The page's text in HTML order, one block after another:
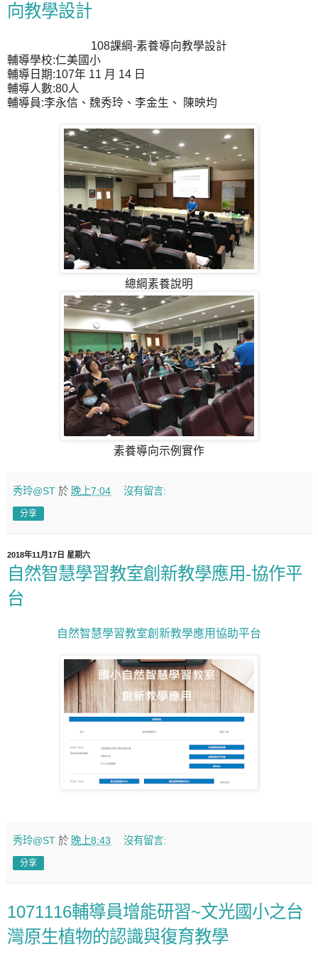
向教學設計
108課綱-素養導向教學設計
輔導學校:仁美國小
輔導日期:107年 11 月 14 日
輔導人數:80人
輔導員:李永信、魏秀玲、李金生、 陳映均
總綱素養說明
素養導向示例實作
秀玲@ST 於 晚上7:04 沒有留言:
分享
2018年11月17日 星期六
自然智慧學習教室創新教學應用-協作平
台
自然智慧學習教室創新教學應用協助平台
秀玲@ST 於 晚上8:43 沒有留言:
分享
1071116輔導員增能研習~文光國小之台
灣原生植物的認識與復育教學